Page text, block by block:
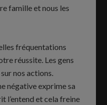
famille et nous les
fréquentations
réussite. Les gens
nos actions.
négative exprime sa
l’entend et cela freine